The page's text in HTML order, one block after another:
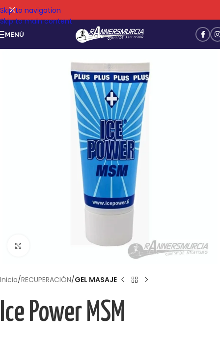
Skip to navigation
Skip to main content
MENÚ
Haga Click para agrandar
Inicio RECUPERACIÓN GEL MASAJE
Ice Power MSM